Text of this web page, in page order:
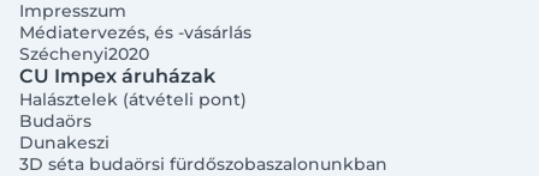
Impresszum
Médiatervezés, és -vásárlás
Széchenyi2020
CU Impex áruházak
Halásztelek (átvételi pont)
Budaörs
Dunakeszi
3D séta budaörsi fürdőszobaszalonunkban